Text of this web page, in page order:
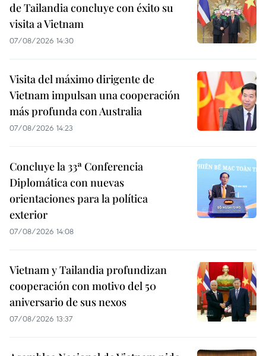
de Tailandia concluye con éxito su
visita a Vietnam
07/08/2026 14:30
Visita del máximo dirigente de
Vietnam impulsan una cooperación
más profunda con Australia
07/08/2026 14:23
Concluye la 33ª Conferencia
Diplomática con nuevas
orientaciones para la política
exterior
07/08/2026 14:08
Vietnam y Tailandia profundizan
cooperación con motivo del 50
aniversario de sus nexos
07/08/2026 13:37